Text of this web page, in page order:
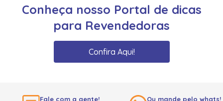
Conheça nosso Portal de dicas
para Revendedoras
Confira Aqui!
Fale com a gente!
Ou mande pelo whats!